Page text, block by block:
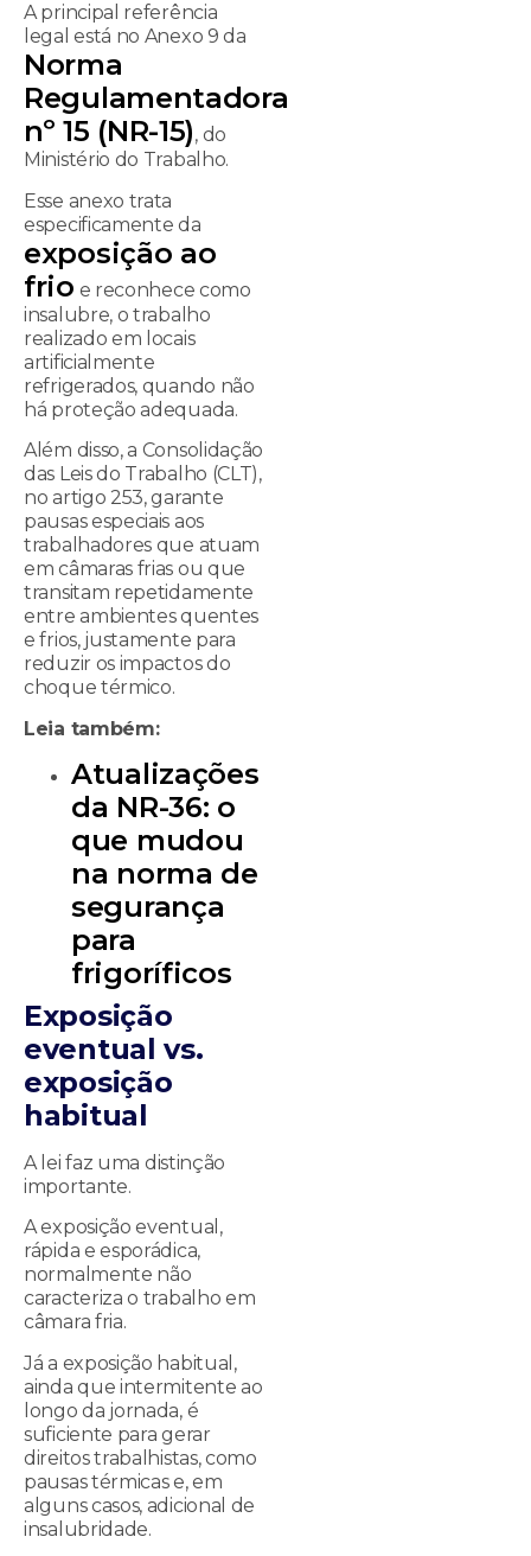
A principal referência
legal está no Anexo 9 da
Norma
Regulamentadora
nº 15 (NR-15), do
Ministério do Trabalho.
Esse anexo trata
especificamente da
exposição ao
frio e reconhece como
insalubre, o trabalho
realizado em locais
artificialmente
refrigerados, quando não
há proteção adequada.
Além disso, a Consolidação
das Leis do Trabalho (CLT),
no artigo 253, garante
pausas especiais aos
trabalhadores que atuam
em câmaras frias ou que
transitam repetidamente
entre ambientes quentes
e frios, justamente para
reduzir os impactos do
choque térmico.
Leia também:
Atualizações
da NR-36: o
que mudou
na norma de
segurança
para
frigoríficos
Exposição
eventual vs.
exposição
habitual
A lei faz uma distinção
importante.
A exposição eventual,
rápida e esporádica,
normalmente não
caracteriza o trabalho em
câmara fria.
Já a exposição habitual,
ainda que intermitente ao
longo da jornada, é
suficiente para gerar
direitos trabalhistas, como
pausas térmicas e, em
alguns casos, adicional de
insalubridade.